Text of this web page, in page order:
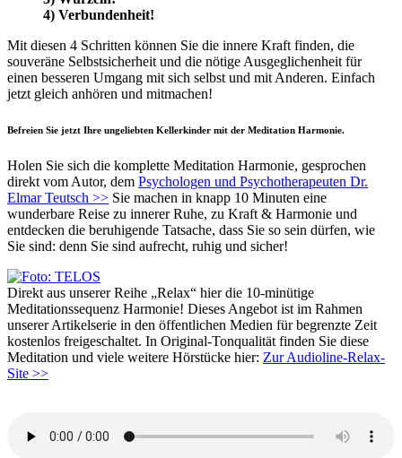
4) Verbundenheit!
Mit diesen 4 Schritten können Sie die innere Kraft finden, die
souveräne Selbstsicherheit und die nötige Ausgeglichenheit für
einen besseren Umgang mit sich selbst und mit Anderen. Einfach
jetzt gleich anhören und mitmachen!
Befreien Sie jetzt Ihre ungeliebten Kellerkinder mit der Meditation Harmonie.
Holen Sie sich die komplette Meditation Harmonie, gesprochen
direkt vom Autor, dem Psychologen und Psychotherapeuten Dr.
Elmar Teutsch >> Sie machen in knapp 10 Minuten eine
wunderbare Reise zu innerer Ruhe, zu Kraft & Harmonie und
entdecken die beruhigende Tatsache, dass Sie so sein dürfen, wie
Sie sind: denn Sie sind aufrecht, ruhig und sicher!
Direkt aus unserer Reihe „Relax“ hier die 10-minütige
Meditationssequenz Harmonie! Dieses Angebot ist im Rahmen
unserer Artikelserie in den öffentlichen Medien für begrenzte Zeit
kostenlos freigeschaltet. In Original-Tonqualität finden Sie diese
Meditation und viele weitere Hörstücke hier: Zur Audioline-Relax-
Site >>